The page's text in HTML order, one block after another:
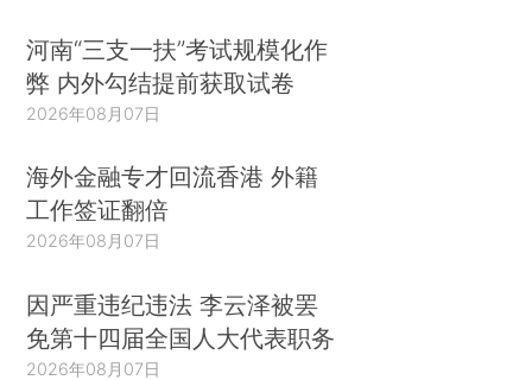
河南“三支一扶”考试规模化作
弊 内外勾结提前获取试卷
2026年08月07日
海外金融专才回流香港 外籍
工作签证翻倍
2026年08月07日
因严重违纪违法 李云泽被罢
免第十四届全国人大代表职务
2026年08月07日